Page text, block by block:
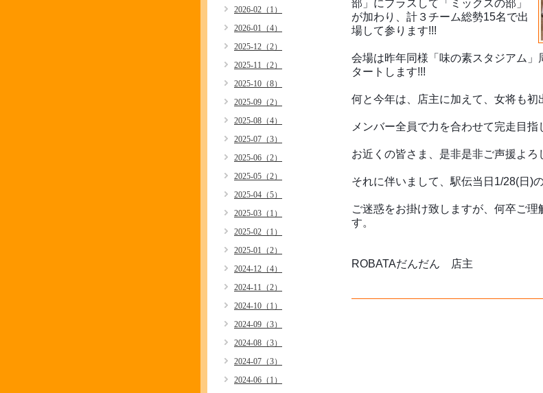
部」にプラスして「ミックスの部」
が加わり、計３チーム総勢15名で出
場して参ります!!!
会場は昨年同様「味の素スタジアム
タートします!!!
何と今年は、店主に加えて、女将も
メンバー全員で力を合わせて完走目
お近くの皆さま、是非是非ご声援よろ
それに伴いまして、駅伝当日1/28(日)
ご迷惑をお掛け致しますが、何卒ご
す。
ROBATAだんだん　店主
2026-02（1）
2026-01（4）
2025-12（2）
2025-11（2）
2025-10（8）
2025-09（2）
2025-08（4）
2025-07（3）
2025-06（2）
2025-05（2）
2025-04（5）
2025-03（1）
2025-02（1）
2025-01（2）
2024-12（4）
2024-11（2）
2024-10（1）
2024-09（3）
2024-08（3）
2024-07（3）
2024-06（1）